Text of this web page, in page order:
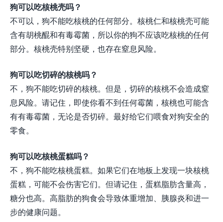
狗可以吃核桃壳吗？
不可以，狗不能吃核桃的任何部分。核桃仁和核桃壳可能
含有胡桃醌和有毒霉菌，所以你的狗不应该吃核桃的任何
部分。核桃壳特别坚硬，也存在窒息风险。
狗可以吃切碎的核桃吗？
不，狗不能吃切碎的核桃。但是，切碎的核桃不会造成窒
息风险。请记住，即使你看不到任何霉菌，核桃也可能含
有有毒霉菌，无论是否切碎。最好给它们喂食对狗安全的
零食。
狗可以吃核桃蛋糕吗？
不，狗不能吃核桃蛋糕。如果它们在地板上发现一块核桃
蛋糕，可能不会伤害它们。但请记住，蛋糕脂肪含量高，
糖分也高。高脂肪的狗食会导致体重增加、胰腺炎和进一
步的健康问题。